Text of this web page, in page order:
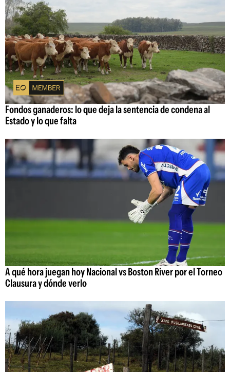
Fondos ganaderos: lo que deja la sentencia de condena al
Estado y lo que falta
A qué hora juegan hoy Nacional vs Boston River por el Torneo
Clausura y dónde verlo